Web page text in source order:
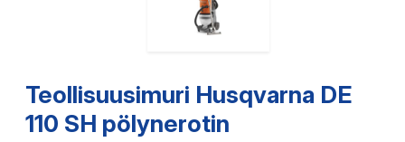
Teollisuusimuri Husqvarna DE
110 SH pölynerotin